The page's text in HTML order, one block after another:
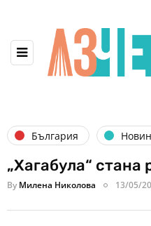
България
„Хагабула“ стана
By Милена Николова 13/05/